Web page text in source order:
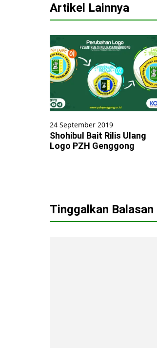
Artikel Lainnya
24 September 2019
Shohibul Bait Rilis Ulang
Logo PZH Genggong
Tinggalkan Balasan